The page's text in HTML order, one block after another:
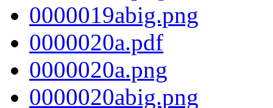
0000019abig.png
0000020a.pdf
0000020a.png
0000020abig.png